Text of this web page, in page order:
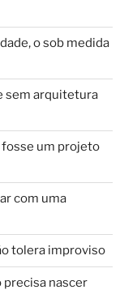
o sob medida
sem arquitetura
fosse um projeto
com uma
tolera improviso
precisa nascer